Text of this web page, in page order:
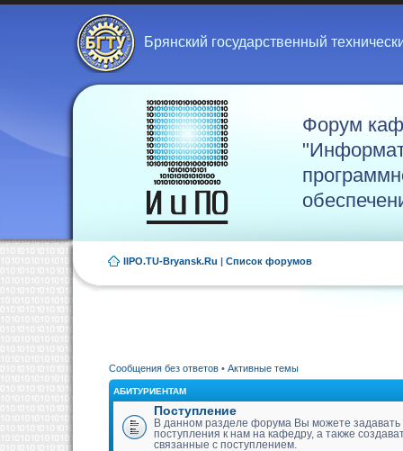
Брянский государственный
Форум
IIPO.TU-Bryansk.Ru | Список форумов
Сообщения без ответов • Активные темы
АБИТУРИЕНТАМ
Поступление
В данном разделе форума Вы можете
поступления к нам на кафедру, а также
связанные с поступлением.